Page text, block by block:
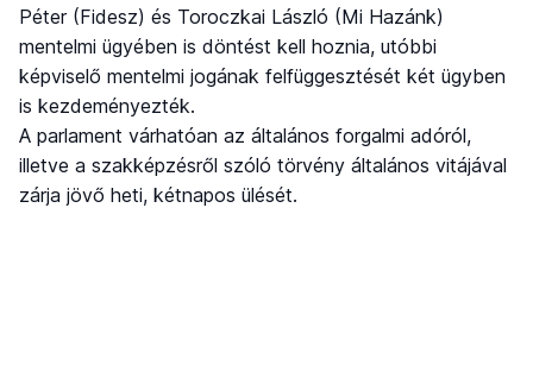
Péter (Fidesz) és Toroczkai László (Mi Hazánk)
mentelmi ügyében is döntést kell hoznia, utóbbi
képviselő mentelmi jogának felfüggesztését két ügyben
is kezdeményezték.
A parlament várhatóan az általános forgalmi adóról,
illetve a szakképzésről szóló törvény általános vitájával
zárja jövő heti, kétnapos ülését.